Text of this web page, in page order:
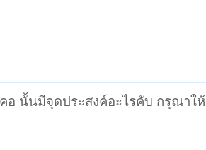
นั้นมีจุดประสงค์อะไรคับ กรุณาใ